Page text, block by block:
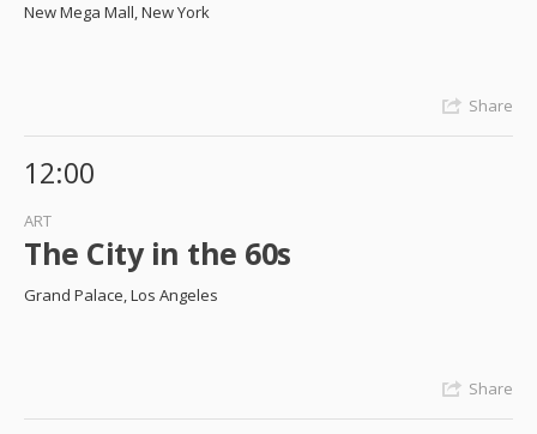
New Mega Mall, New York
Share
12:00
ART
The City in the 60s
Grand Palace, Los Angeles
Share